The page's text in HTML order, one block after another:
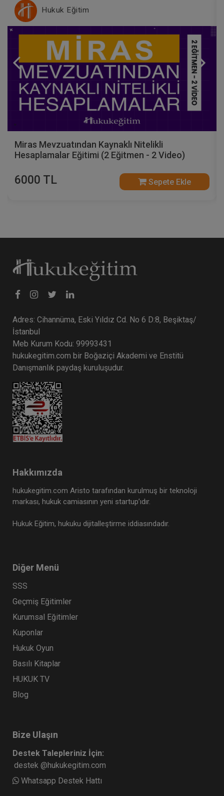
Hukuk Eğitim
Miras Mevzuatından Kaynaklı Nitelikli
Hesaplamalar Eğitimi (2 Eğitmen - 2 Video)
6000 TL Sepete Ekle
Adres: Cihannüma, Eski Yıldız Cd. No 6 D:8, Beşiktaş/
İstanbul
Meb Kurum Kodu: 99993431
hukukegitim.com bir Boğaziçi Akademi ve Enstitü
Danışmanlık paydaş kuruluşudur.
Hakkımızda
hukukegitim.com Aristo tarafından kurulmuş bir teknoloji
markası, hukuk camiasının yeni startup’ıdır.
Hukuk Eğitim, hukuku dijitalleştirme iddiasındadır.
Diğer Menü
SSS
Geçmiş Eğitimler
Kurumsal Eğitimler
Kuponlar
Hukuk Oyun
Basılı Kitaplar
HUKUK TV
Blog
Bize Ulaşın
Destek Talepleriniz İçin:
destek @hukukegitim.com
Whatsapp Destek Hattı